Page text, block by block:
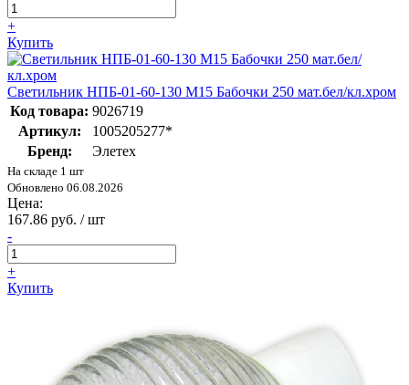
+
Купить
Светильник НПБ-01-60-130 М15 Бабочки 250 мат.бел/кл.хром
Код товара: 9026719
Артикул:
1005205277*
Бренд:
Элетех
На складе 1 шт
Обновлено 06.08.2026
Цена:
167.86 руб. / шт
-
+
Купить